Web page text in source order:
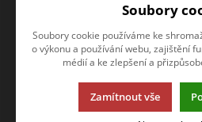
Tato stránka používá soubory cookies.
Soubory
Soubory cookie používáme ke
o výkonu a používání webu, zajištění
médií a ke zlepšení a
Zamítnout vše